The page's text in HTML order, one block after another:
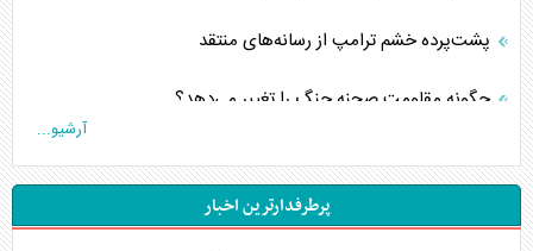
پشت‌پرده خشم ترامپ از رسانه‌های منتقد
چگونه مقاومت صحنه جنگ را تغییر می‌دهد؟
جنگ رمضان و معضل حضور نظامیان آمریکایی
تحلیل جامع پدیده تراستی‌ها
آرشیو...
پرطرفدارترین اخبار